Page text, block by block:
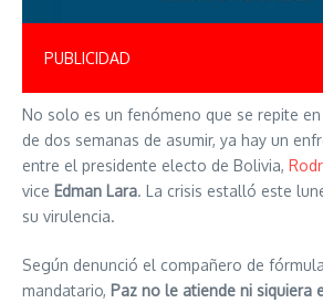
PUBLICIDAD
No solo es un fenómeno que se repite
de dos semanas de asumir, ya hay un
entre el presidente electo de Bolivia,
vice Edman Lara. La crisis estalló este
su virulencia.
Según denunció el compañero de
mandatario, Paz no le atiende ni siquiera